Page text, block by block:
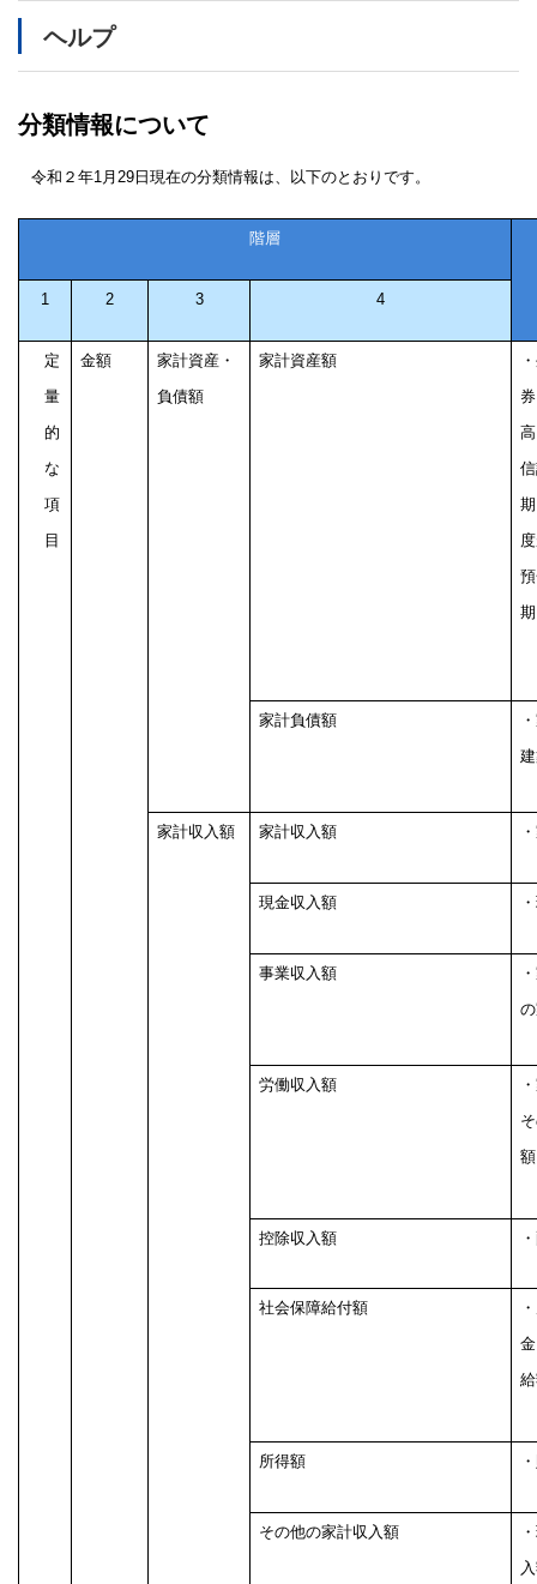
ヘルプ
分類情報について
令和２年1月29日現在の分類情報は、以下のとおりです。
階層
1 2 3 4
定
量
的
な
項
目
金額
家計資産・
負債額
家計資産額
家計負債額
家計収入額 家計収入額
現金収入額
事業収入額
労働収入額
控除収入額
社会保障給付額
所得額
その他の家計収入額